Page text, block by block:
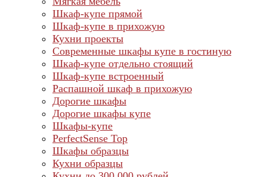
Шкаф-купе прямой
Шкаф-купе в прихожую
Кухни проекты
Современные шкафы купе в гостиную
Шкаф-купе отдельно стоящий
Шкаф-купе встроенный
Распашной шкаф в прихожую
Дорогие шкафы
Дорогие шкафы купе
Шкафы-купе
PerfectSense Top
Шкафы образцы
Кухни образцы